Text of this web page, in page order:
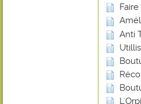
Anti